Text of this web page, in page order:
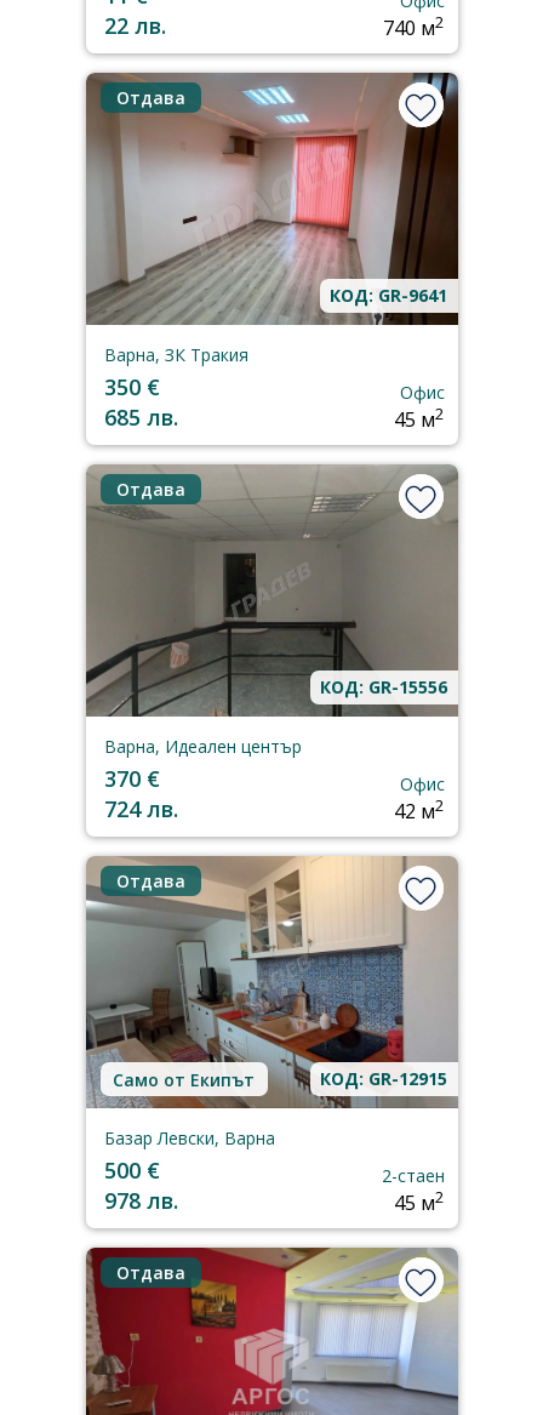
22 лв.
740 м2
Отдава
КОД: GR-9641
Варна, ЗК Тракия
350 €
685 лв.
Офис
45 м2
Отдава
КОД: GR-15556
Варна, Идеален център
370 €
724 лв.
Офис
42 м2
Отдава
Само от Екипът КОД: GR-12915
Базар Левски, Варна
500 €
978 лв.
2-стаен
45 м2
Отдава